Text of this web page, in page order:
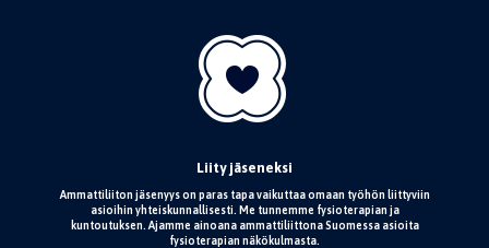
Liity jäseneksi
Ammattiliiton jäsenyys on paras tapa vaikuttaa omaan työhön liittyviin
asioihin yhteiskunnallisesti. Me tunnemme fysioterapian ja
kuntoutuksen. Ajamme ainoana ammattiliittona Suomessa asioita
fysioterapian näkökulmasta.